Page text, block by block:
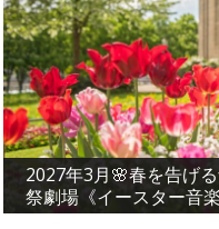
2027年3月🌸春を告げ
祭劇場《イースター音楽